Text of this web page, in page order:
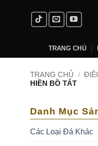
TRANG CHỦ
TRANG CHỦ /
HIỀN BỒ TÁT
Danh Mục
Các Loại Đá Khác